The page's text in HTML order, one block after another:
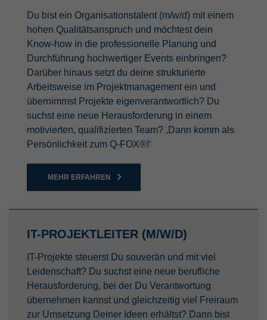
Du bist ein Organisationstalent (m/w/d) mit einem
hohen Qualitätsanspruch und möchtest dein
Know-how in die professionelle Planung und
Durchführung hochwertiger Events einbringen?
Darüber hinaus setzt du deine strukturierte
Arbeitsweise im Projektmanagement ein und
übernimmst Projekte eigenverantwortlich? Du
suchst eine neue Herausforderung in einem
motivierten, qualifizierten Team? ‚Dann komm als
Persönlichkeit zum Q-FOX®!‘
MEHR ERFAHREN
IT-PROJEKTLEITER (M/W/D)
IT-Projekte steuerst Du souverän und mit viel
Leidenschaft? Du suchst eine neue berufliche
Herausforderung, bei der Du Verantwortung
übernehmen kannst und gleichzeitig viel Freiraum
zur Umsetzung Deiner Ideen erhältst? Dann bist